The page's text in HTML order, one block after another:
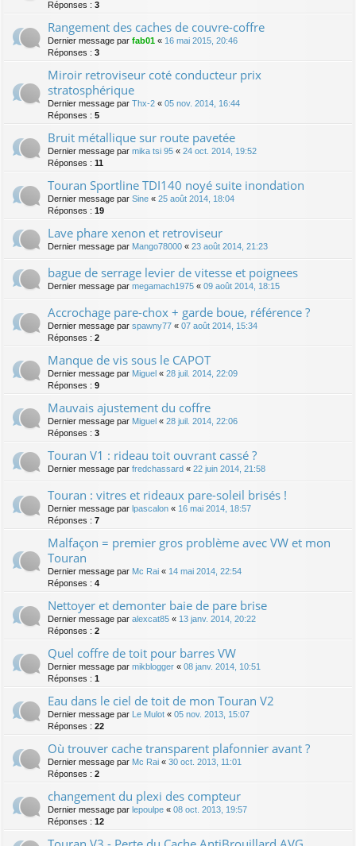
Réponses : 3
Rangement des caches de couvre-coffre
Dernier message par fab01 « 16 mai 2015, 20:46
Réponses : 3
Miroir retroviseur coté conducteur prix
stratosphérique
Dernier message par Thx-2 « 05 nov. 2014, 16:44
Réponses : 5
Bruit métallique sur route pavetée
Dernier message par mika tsi 95 « 24 oct. 2014, 19:52
Réponses : 11
Touran Sportline TDI140 noyé suite inondation
Dernier message par Sine « 25 août 2014, 18:04
Réponses : 19
Lave phare xenon et retroviseur
Dernier message par Mango78000 « 23 août 2014, 21:23
bague de serrage levier de vitesse et poignees
Dernier message par megamach1975 « 09 août 2014, 18:15
Accrochage pare-chox + garde boue, référence ?
Dernier message par spawny77 « 07 août 2014, 15:34
Réponses : 2
Manque de vis sous le CAPOT
Dernier message par Miguel « 28 juil. 2014, 22:09
Réponses : 9
Mauvais ajustement du coffre
Dernier message par Miguel « 28 juil. 2014, 22:06
Réponses : 3
Touran V1 : rideau toit ouvrant cassé ?
Dernier message par fredchassard « 22 juin 2014, 21:58
Touran : vitres et rideaux pare-soleil brisés !
Dernier message par lpascalon « 16 mai 2014, 18:57
Réponses : 7
Malfaçon = premier gros problème avec VW et mon
Touran
Dernier message par Mc Rai « 14 mai 2014, 22:54
Réponses : 4
Nettoyer et demonter baie de pare brise
Dernier message par alexcat85 « 13 janv. 2014, 20:22
Réponses : 2
Quel coffre de toit pour barres VW
Dernier message par mikblogger « 08 janv. 2014, 10:51
Réponses : 1
Eau dans le ciel de toit de mon Touran V2
Dernier message par Le Mulot « 05 nov. 2013, 15:07
Réponses : 22
Où trouver cache transparent plafonnier avant ?
Dernier message par Mc Rai « 30 oct. 2013, 11:01
Réponses : 2
changement du plexi des compteur
Dernier message par lepoulpe « 08 oct. 2013, 19:57
Réponses : 12